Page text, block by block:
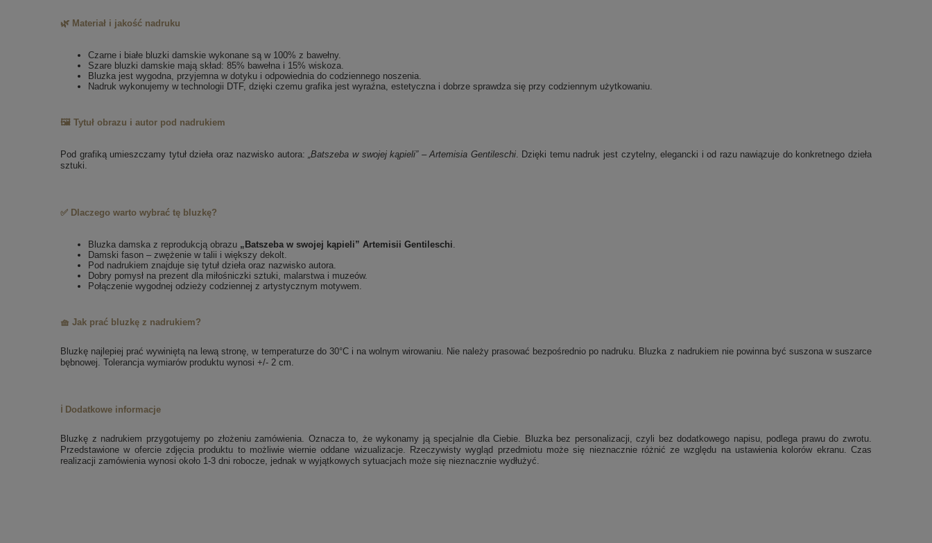
🌿 Materiał i jakość nadruku
Czarne i białe bluzki damskie wykonane są w 100% z bawełny.
Szare bluzki damskie mają skład: 85% bawełna i 15% wiskoza.
Bluzka jest wygodna, przyjemna w dotyku i odpowiednia do codziennego noszenia.
Nadruk wykonujemy w technologii DTF, dzięki czemu grafika jest wyraźna, estetyczna i dobrze sprawdza się przy codziennym użytkowaniu.
🖼️ Tytuł obrazu i autor pod nadrukiem
Pod grafiką umieszczamy tytuł dzieła oraz nazwisko autora: „Batszeba w swojej kąpieli” – Artemisia Gentileschi. Dzięki temu nadruk jest czytelny, elegancki i od razu nawiązuje do konkretnego dzieła
sztuki.
✅ Dlaczego warto wybrać tę bluzkę?
Bluzka damska z reprodukcją obrazu „Batszeba w swojej kąpieli” Artemisii Gentileschi
Damski fason – zwężenie w talii i większy dekolt.
Pod nadrukiem znajduje się tytuł dzieła oraz nazwisko autora.
Dobry pomysł na prezent dla miłośniczki sztuki, malarstwa i muzeów.
Połączenie wygodnej odzieży codziennej z artystycznym motywem.
🧺 Jak prać bluzkę z nadrukiem?
Bluzkę najlepiej prać wywiniętą na lewą stronę, w temperaturze do 30°C i na wolnym wirowaniu. Nie należy prasować bezpośrednio po nadruku. Bluzka z nadrukiem nie powinna być suszona w suszarce
bębnowej. Tolerancja wymiarów produktu wynosi +/- 2 cm.
ℹ️ Dodatkowe informacje
Bluzkę z nadrukiem przygotujemy po złożeniu zamówienia. Oznacza to, że wykonamy ją specjalnie dla Ciebie.
Bluzka bez personalizacji, czyli bez dodatkowego napisu, podlega prawu do zwrotu.
Przedstawione w ofercie zdjęcia produktu to możliwie wiernie oddane wizualizacje. Rzeczywisty wygląd przedmiotu może się nieznacznie różnić ze względu na ustawienia kolorów ekranu. Czas
realizacji zamówienia wynosi około 1-3 dni robocze, jednak w wyjątkowych sytuacjach może się nieznacznie wydłużyć.